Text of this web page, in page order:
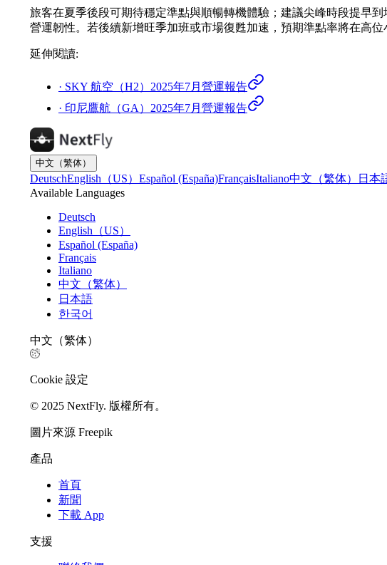
旅客在夏季後段可期待穩定準點與順暢轉機體驗；建議尖峰時段提早
營運韌性。若後續新增旺季加班或市場復甦加速，預期準點率將在高位
延伸閱讀:
· SKY 航空（H2）2025年7月營運報告
· 印尼鷹航（GA）2025年7月營運報告
中文（繁体）
DeutschEnglish（US） Español (España)FrançaisItaliano中文（繁体） 日本
Available Languages
Deutsch
English（US）
Español (España)
Français
Italiano
中文（繁体）
日本語
한국어
中文（繁体）
Cookie 設定
© 2025 NextFly. 版權所有。
圖片來源 Freepik
產品
首頁
新聞
下載 App
支援